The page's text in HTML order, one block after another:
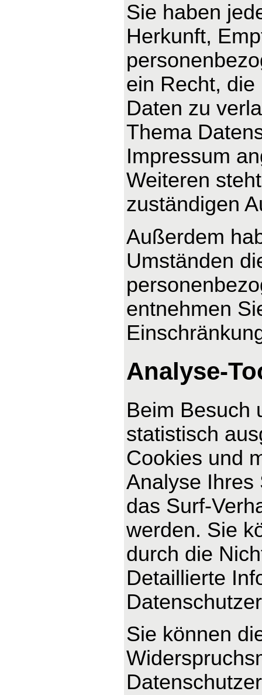
Sie haben
Herkunft,
ein Recht,
Daten zu
Thema
Impressum
Weiteren
zuständigen
Außerdem
Umständen
entnehmen
Analyse-
Beim Besuch
statistisch
Cookies und
Analyse Ihres
das Surf-
werden. Sie
durch die
Detaillierte
Sie können